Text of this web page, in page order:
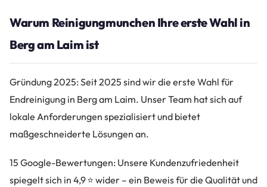
Warum Reinigungmunchen Ihre erste Wahl in
Berg am Laim ist
Gründung 2025: Seit 2025 sind wir die erste Wahl für
Endreinigung in Berg am Laim. Unser Team hat sich auf
lokale Anforderungen spezialisiert und bietet
maßgeschneiderte Lösungen an.
15 Google-Bewertungen: Unsere Kundenzufriedenheit
spiegelt sich in 4,9 ⭐ wider – ein Beweis für die Qualität und